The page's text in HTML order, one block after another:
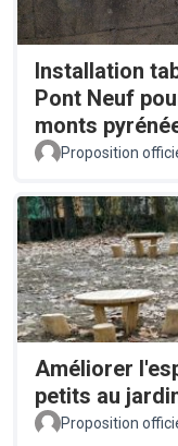
Installation
Pont Neuf
monts
Proposition
Améliorer
petits au
Proposition